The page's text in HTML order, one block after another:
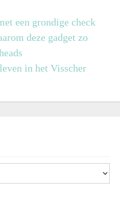
een grondige check
deze gadget zo
in het Visscher